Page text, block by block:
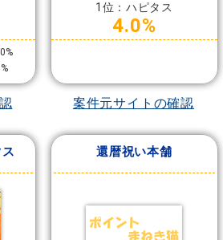
1位：ハピタス
4.0%
案件元サイトの確認
還暦祝い本舗